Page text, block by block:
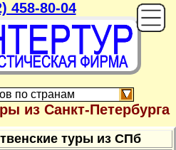
458-80-04
по странам
из Санкт-Петербурга
туры из СПб